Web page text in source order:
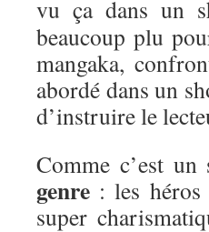
vu ça dans un
beaucoup plu
mangaka,
abordé dans un
d’instruire le
Comme c’est
genre : les
super